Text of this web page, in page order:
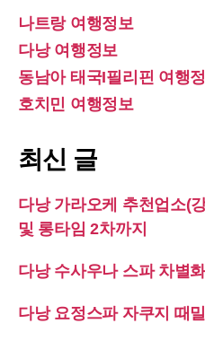
나트랑 여행정보
다낭 여행정보
동남아 태국I필리핀 여행
호치민 여행정보
최신 글
다낭 가라오케 추천업소(
및 롱타임 2차까지
다낭 수사우나 스파 차별
다낭 요정스파 자쿠지 때